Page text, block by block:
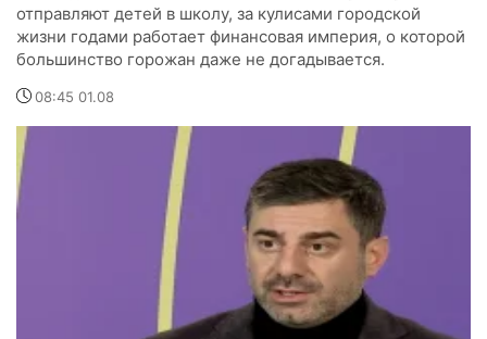
отправляют детей в школу, за кулисами городской
жизни годами работает финансовая империя, о которой
большинство горожан даже не догадывается.
08:45 01.08